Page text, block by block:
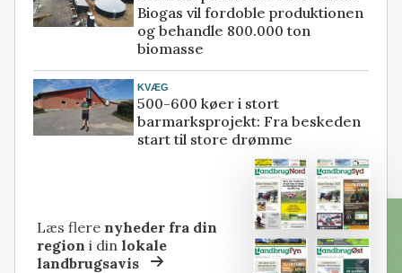
Biogas vil fordoble produktionen
og behandle 800.000 ton
biomasse
KVÆG
500-600 køer i stort
barmarksprojekt: Fra beskeden
start til store drømme
Læs flere nyheder fra din
region i dinlokale
landbrugsavis